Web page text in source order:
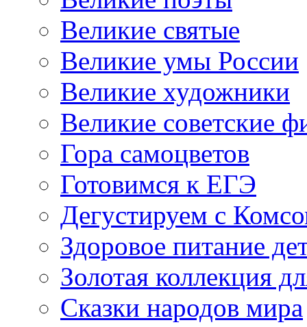
Великие святые
Великие умы России
Великие художники
Великие советские
Гора самоцветов
Готовимся к ЕГЭ
Дегустируем с
Здоровое питание
Золотая коллекция
Сказки народов мира